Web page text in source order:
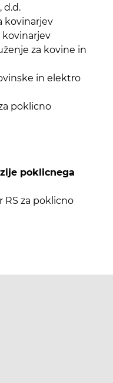
d.d.
kovinarjev
kovinarjev
za kovine in
in elektro
poklicno
poklicnega
za poklicno